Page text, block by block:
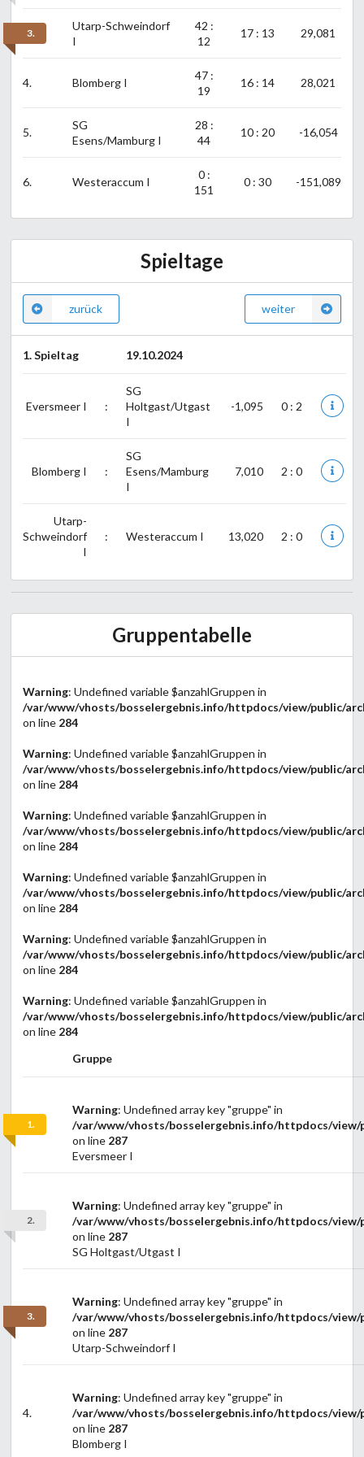
3.
Utarp-Schweindorf
I
42 :
12
17 : 13 29,081
4. Blomberg I
47 :
19
16 : 14 28,021
5.
SG
Esens/Mamburg I
28 :
44
10 : 20 -16,054
6. Westeraccum I
0 :
151
0 : 30 -151,089
Spieltage
zurück weiter
1. Spieltag 19.10.2024
Eversmeer I :
SG
Holtgast/Utgast
I
-1,095 0 : 2
Blomberg I :
SG
Esens/Mamburg
I
7,010 2 : 0
Utarp-
Schweindorf
I
: Westeraccum I 13,020 2 : 0
Gruppentabelle
Warning: Undefined variable $anzahlGruppen in
/var/www/vhosts/bosselergebnis.info/httpdocs/view/public/
on line 284
Warning: Undefined variable $anzahlGruppen in
/var/www/vhosts/bosselergebnis.info/httpdocs/view/public/
on line 284
Warning: Undefined variable $anzahlGruppen in
/var/www/vhosts/bosselergebnis.info/httpdocs/view/public/
on line 284
Warning: Undefined variable $anzahlGruppen in
/var/www/vhosts/bosselergebnis.info/httpdocs/view/public/
on line 284
Warning: Undefined variable $anzahlGruppen in
/var/www/vhosts/bosselergebnis.info/httpdocs/view/public/
on line 284
Warning: Undefined variable $anzahlGruppen in
/var/www/vhosts/bosselergebnis.info/httpdocs/view/public/
on line 284
Gruppe
1.
Warning: Undefined array key "gruppe" in
/var/www/vhosts/bosselergebnis.info/httpdocs/view/
on line 287
Eversmeer I
2.
Warning: Undefined array key "gruppe" in
/var/www/vhosts/bosselergebnis.info/httpdocs/view/
on line 287
SG Holtgast/Utgast I
3.
Warning: Undefined array key "gruppe" in
/var/www/vhosts/bosselergebnis.info/httpdocs/view/
on line 287
Utarp-Schweindorf I
4.
Warning: Undefined array key "gruppe" in
/var/www/vhosts/bosselergebnis.info/httpdocs/view/
on line 287
Blomberg I